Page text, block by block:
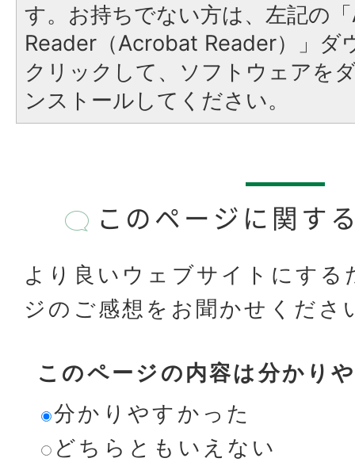
す。お持ちでない方は、左記の
Reader（Acrobat Reader）」ダ
クリックして、ソフトウェアを
ンストールしてください。
このページに関す
より良いウェブサイトにする
ジのご感想をお聞かせくださ
このページの内容は分かり
分かりやすかった
どちらともいえない